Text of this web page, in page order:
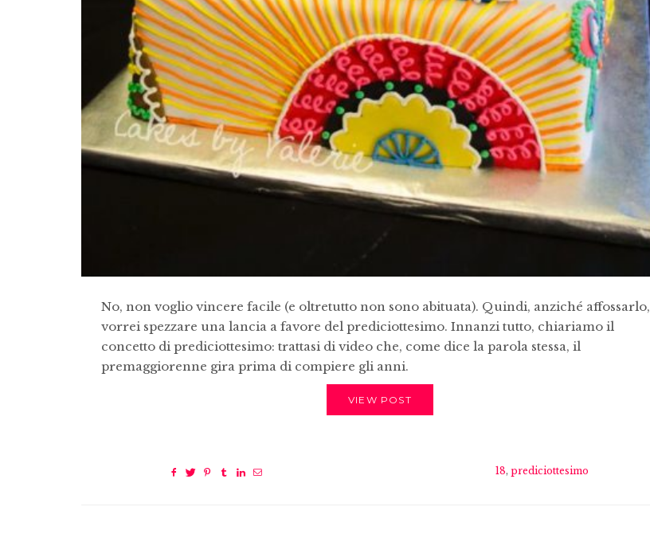
No, non voglio vincere facile (e oltretutto non sono abituata). Quindi, anziché affossarlo,
vorrei spezzare una lancia a favore del prediciottesimo. Innanzi tutto, chiariamo il
concetto di prediciottesimo: trattasi di video che, come dice la parola stessa, il
premaggiorenne gira prima di compiere gli anni.
VIEW POST
18, prediciottesimo